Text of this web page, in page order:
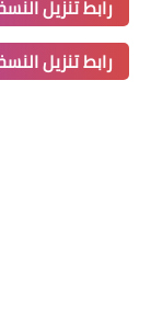
رابط تنزيل
رابط تنزيل